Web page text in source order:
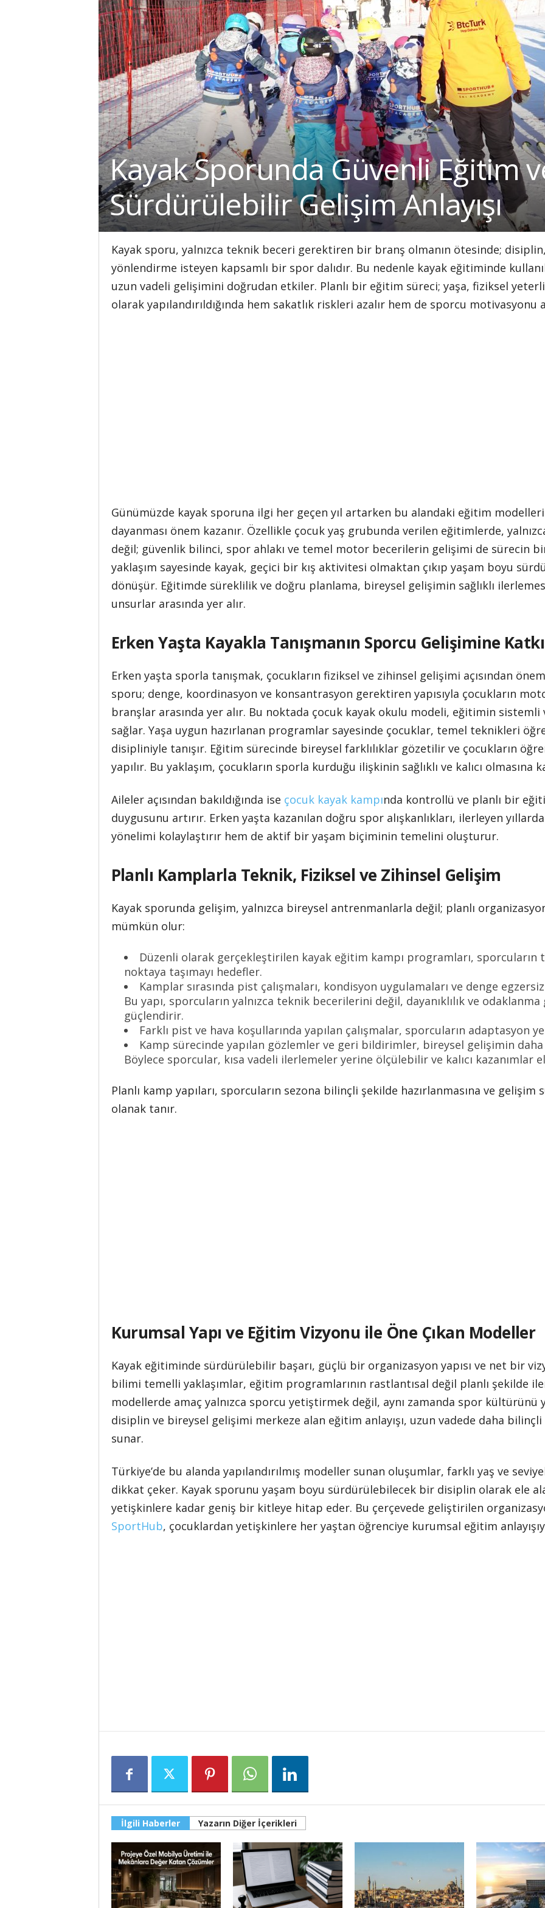
Kayak Sporunda Güvenli Eğitim
Sürdürülebilir Gelişim Anlayışı
Kayak sporu, yalnızca teknik beceri gerektiren bir branş olmanın ötesinde;
yönlendirme isteyen kapsamlı bir spor dalıdır. Bu nedenle kayak eğitiminde
uzun vadeli gelişimini doğrudan etkiler. Planlı bir eğitim süreci; yaşa, fiziksel
olarak yapılandırıldığında hem sakatlık riskleri azalır hem de sporcu motivasyonu
Günümüzde kayak sporuna ilgi her geçen yıl artarken bu alandaki eğitim
dayanması önem kazanır. Özellikle çocuk yaş grubunda verilen eğitimlerde,
değil; güvenlik bilinci, spor ahlakı ve temel motor becerilerin gelişimi de sürecin
yaklaşım sayesinde kayak, geçici bir kış aktivitesi olmaktan çıkıp yaşam boyu
dönüşür. Eğitimde süreklilik ve doğru planlama, bireysel gelişimin sağlıklı
unsurlar arasında yer alır.
Erken Yaşta Kayakla Tanışmanın Sporcu Gelişimine
Erken yaşta sporla tanışmak, çocukların fiziksel ve zihinsel gelişimi açısından
sporu; denge, koordinasyon ve konsantrasyon gerektiren yapısıyla çocukların
branşlar arasında yer alır. Bu noktada çocuk kayak okulu modeli, eğitimin
sağlar. Yaşa uygun hazırlanan programlar sayesinde çocuklar, temel teknikleri
disipliniyle tanışır. Eğitim sürecinde bireysel farklılıklar gözetilir ve çocukların
yapılır. Bu yaklaşım, çocukların sporla kurduğu ilişkinin sağlıklı ve kalıcı olmasına
Aileler açısından bakıldığında ise çocuk kayak kampında kontrollü ve planlı bir
duygusunu artırır. Erken yaşta kazanılan doğru spor alışkanlıkları, ilerleyen
yönelimi kolaylaştırır hem de aktif bir yaşam biçiminin temelini oluşturur.
Planlı Kamplarla Teknik, Fiziksel ve Zihinsel Gelişim
Kayak sporunda gelişim, yalnızca bireysel antrenmanlarla değil; planlı
mümkün olur:
Düzenli olarak gerçekleştirilen kayak eğitim kampı programları,
noktaya taşımayı hedefler.
Kamplar sırasında pist çalışmaları, kondisyon uygulamaları ve denge
Bu yapı, sporcuların yalnızca teknik becerilerini değil, dayanıklılık ve
güçlendirir.
Farklı pist ve hava koşullarında yapılan çalışmalar, sporcuların adaptasyon
Kamp sürecinde yapılan gözlemler ve geri bildirimler, bireysel gelişimin
Böylece sporcular, kısa vadeli ilerlemeler yerine ölçülebilir ve kalıcı kazanımlar
Planlı kamp yapıları, sporcuların sezona bilinçli şekilde hazırlanmasına ve
olanak tanır.
Kurumsal Yapı ve Eğitim Vizyonu ile Öne Çıkan Modeller
Kayak eğitiminde sürdürülebilir başarı, güçlü bir organizasyon yapısı ve net bir
bilimi temelli yaklaşımlar, eğitim programlarının rastlantısal değil planlı şekilde
modellerde amaç yalnızca sporcu yetiştirmek değil, aynı zamanda spor kültürünü
disiplin ve bireysel gelişimi merkeze alan eğitim anlayışı, uzun vadede daha
sunar.
Türkiye’de bu alanda yapılandırılmış modeller sunan oluşumlar, farklı yaş ve
dikkat çeker. Kayak sporunu yaşam boyu sürdürülebilecek bir disiplin olarak ele
yetişkinlere kadar geniş bir kitleye hitap eder. Bu çerçevede geliştirilen
SportHub, çocuklardan yetişkinlere her yaştan öğrenciye kurumsal eğitim
İlgili Haberler Yazarın Diğer İçerikleri